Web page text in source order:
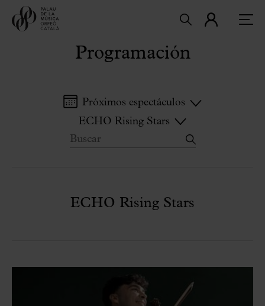
Programación
Próximos espectáculos
ECHO Rising Stars
ECHO Rising Stars